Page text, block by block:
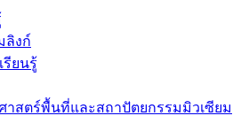
ลิงก์
รียนรู้
าสตร์พื้นที่และสถาปัตยกรรมมิวเซียม